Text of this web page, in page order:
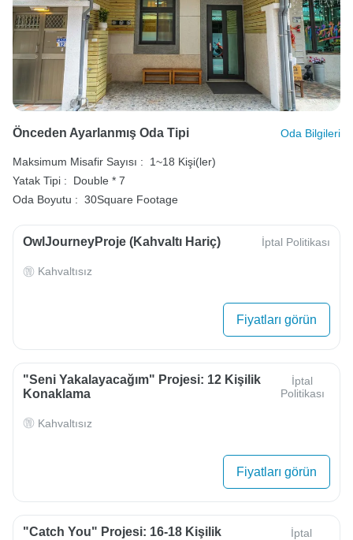
Önceden Ayarlanmış Oda Tipi Oda Bilgileri
Maksimum Misafir Sayısı :
1~18 Kişi(ler)
Yatak Tipi :
Double * 7
Oda Boyutu : 30Square Footage
OwlJourneyProje (Kahvaltı Hariç) İptal Politikası
Kahvaltısız
Fiyatları görün
"Seni Yakalayacağım" Projesi: 12 Kişilik
Konaklama
İptal
Politikası
Kahvaltısız
Fiyatları görün
"Catch You" Projesi: 16-18 Kişilik
İptal